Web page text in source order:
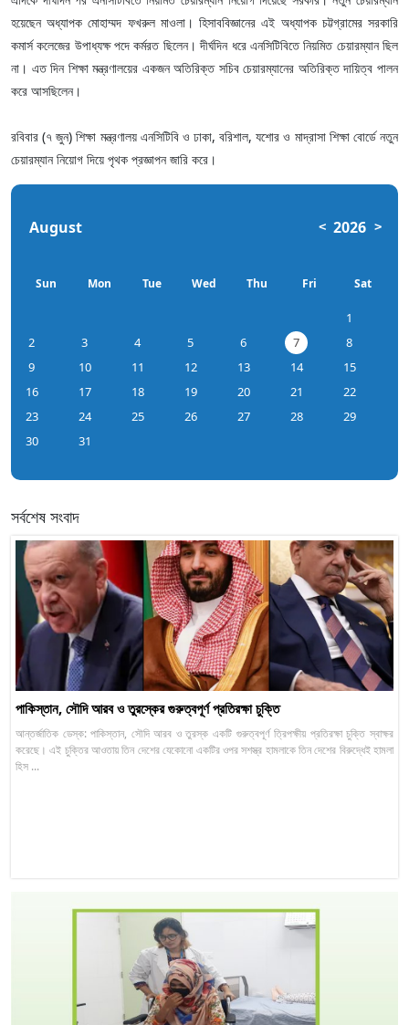
হয়েছেন অধ্যাপক মোহাম্মদ ফখরুল মাওলা। হিসাববিজ্ঞানের এই অধ্যাপক চট্টগ্রামের সরকারি
কমার্স কলেজের উপাধ্যক্ষ পদে কর্মরত ছিলেন। দীর্ঘদিন ধরে এনসিটিবিতে নিয়মিত চেয়ারম্যান ছিল
না। এত দিন শিক্ষা মন্ত্রণালয়ের একজন অতিরিক্ত সচিব চেয়ারম্যানের অতিরিক্ত দায়িত্ব পালন
করে আসছিলেন।
রবিবার (৭ জুন) শিক্ষা মন্ত্রণালয় এনসিটিবি ও ঢাকা, বরিশাল, যশোর ও মাদ্রাসা শিক্ষা বোর্ডে নতুন
চেয়ারম্যান নিয়োগ দিয়ে পৃথক প্রজ্ঞাপন জারি করে।
August < 2026 >
Sun Mon Tue Wed Thu Fri Sat
1
2
3 4 5 6 7
8
9
10 11 12 13 14
15
16
17 18 19 20 21
22
23
24 25 26 27 28
29
30
31
সর্বশেষ সংবাদ
পাকিস্তান, সৌদি আরব ও তুরস্কের গুরুত্বপূর্ণ প্রতিরক্ষা চুক্তি
আন্তর্জাতিক ডেস্ক: পাকিস্তান, সৌদি আরব ও তুরস্ক একটি গুরুত্বপূর্ণ ত্রিপক্ষীয় প্রতিরক্ষা চুক্তি স্বাক্ষর
করেছে। এই চুক্তির আওতায় তিন দেশের যেকোনো একটির ওপর সশস্ত্র হামলাকে তিন দেশের বিরুদ্ধেই হামলা
হিস ...